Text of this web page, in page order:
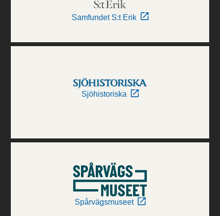
Samfundet S:t Erik
Sjöhistoriska
Spårvägsmuseet